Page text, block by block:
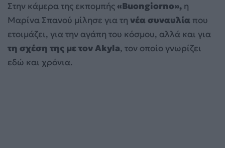
Στην κάμερα της εκπομπής«Buongiorno», η
Μαρίνα Σπανού μίλησε για τη νέα συναυλία που
ετοιμάζει, για την αγάπη του κόσμου, αλλά και για
τη σχέση της με τον Akyla, τον οποίο γνωρίζει
εδώ και χρόνια.